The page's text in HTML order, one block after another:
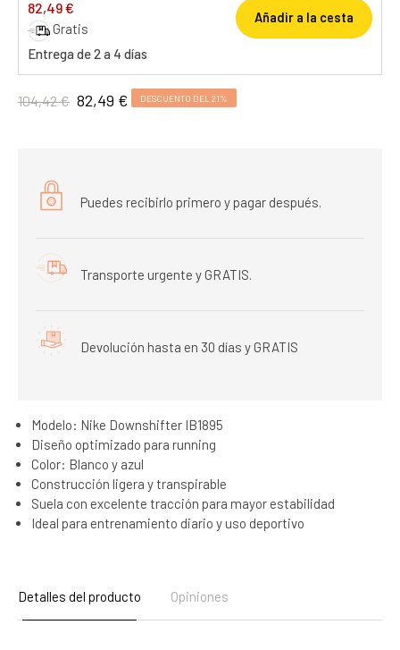
82,49 €
Gratis
Entrega de 2 a 4 días
Añadir a la cesta
104,42 € 82,49 € DESCUENTO DEL 21%
Puedes recibirlo primero y pagar después.
Transporte urgente y GRATIS.
Devolución hasta en 30 días y GRATIS
Modelo: Nike Downshifter IB1895
Diseño optimizado para running
Color: Blanco y azul
Construcción ligera y transpirable
Suela con excelente tracción para mayor estabilidad
Ideal para entrenamiento diario y uso deportivo
Detalles del producto Opiniones